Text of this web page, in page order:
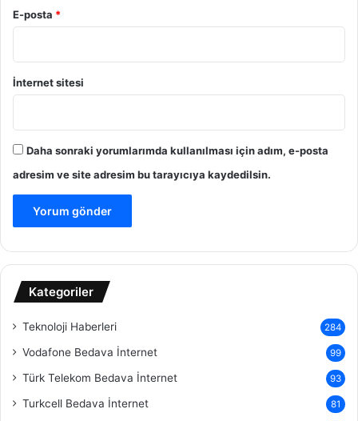
E-posta *
İnternet sitesi
Daha sonraki yorumlarımda kullanılması için adım, e-posta
adresim ve site adresim bu tarayıcıya kaydedilsin.
Kategoriler
Teknoloji Haberleri 284
Vodafone Bedava İnternet 99
Türk Telekom Bedava İnternet 93
Turkcell Bedava İnternet 81